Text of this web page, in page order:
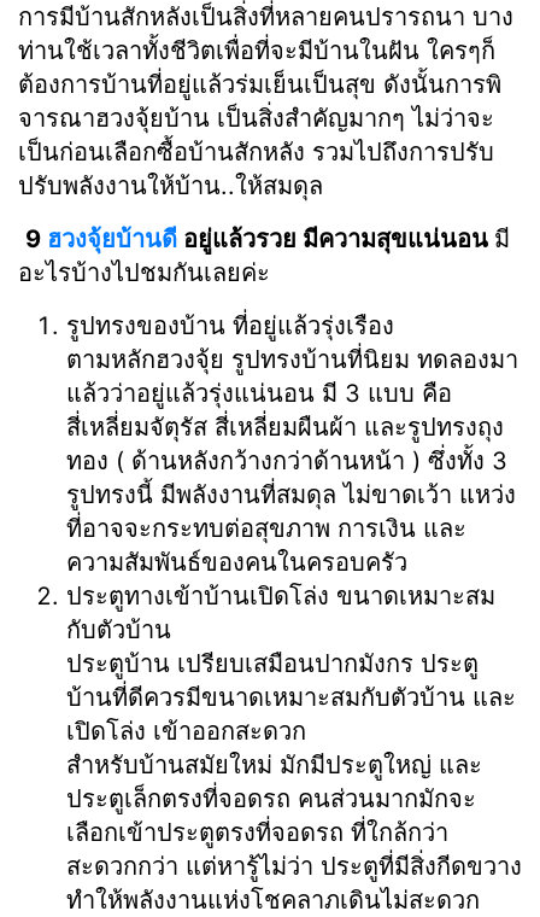
การมีบ้านสักหลังเป็นสิ่งที่หลายคนปรารถนา บาง
ท่านใช้เวลาทั้งชีวิตเพื่อที่จะมีบ้านในฝัน ใครๆก็
ต้องการบ้านที่อยู่แล้วร่มเย็นเป็นสุข ดังนั้นการพิ
จารณาฮวงจุ้ยบ้าน เป็นสิ่งสำคัญมากๆ ไม่ว่าจะ
เป็นก่อนเลือกซื้อบ้านสักหลัง รวมไปถึงการปรับ
ปรับพลังงานให้บ้าน..ให้สมดุล
9 ฮวงจุ้ยบ้านดี อยู่แล้วรวย มีความสุขแน่นอน มี
อะไรบ้างไปชมกันเลยค่ะ
รูปทรงของบ้าน ที่อยู่แล้วรุ่งเรือง
ตามหลักฮวงจุ้ย รูปทรงบ้านที่นิยม ทดลองมา
แล้วว่าอยู่แล้วรุ่งแน่นอน มี 3 แบบ คือ
สี่เหลี่ยมจัตุรัส สี่เหลี่ยมผืนผ้า และรูปทรงถุง
ทอง ( ด้านหลังกว้างกว่าด้านหน้า ) ซึ่งทั้ง 3
รูปทรงนี้ มีพลังงานที่สมดุล ไม่ขาดเว้า แหว่ง
ที่อาจจะกระทบต่อสุขภาพ การเงิน และ
ความสัมพันธ์ของคนในครอบครัว
ประตูทางเข้าบ้านเปิดโล่ง ขนาดเหมาะสม
กับตัวบ้าน
ประตูบ้าน เปรียบเสมือนปากมังกร ประตู
บ้านที่ดีควรมีขนาดเหมาะสมกับตัวบ้าน และ
เปิดโล่ง เข้าออกสะดวก
สำหรับบ้านสมัยใหม่ มักมีประตูใหญ่ และ
ประตูเล็กตรงที่จอดรถ คนส่วนมากมักจะ
เลือกเข้าประตูตรงที่จอดรถ ที่ใกล้กว่า
สะดวกกว่า แต่หารู้ไม่ว่า ประตูที่มีสิ่งกีดขวาง
ทำให้พลังงานแห่งโชคลาภเดินไม่สะดวก